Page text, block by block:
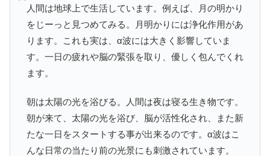
人間は地球上で生活しています。例えば、月の明かり
をじーっと見つめてみる。月明かりには浄化作用があ
ります。これも実は、α波には大きく影響していま
す。一日の疲れや脳の緊張を取り、優しく包んでくれ
ます。
朝は太陽の光を浴びる。人間は夜は寝る生き物です。
朝が来て、太陽の光を浴び、脳が活性化され、また新
たな一日をスタートする事が出来るのです。α波はこ
んな日常の当たり前の光景にも刺激されています。